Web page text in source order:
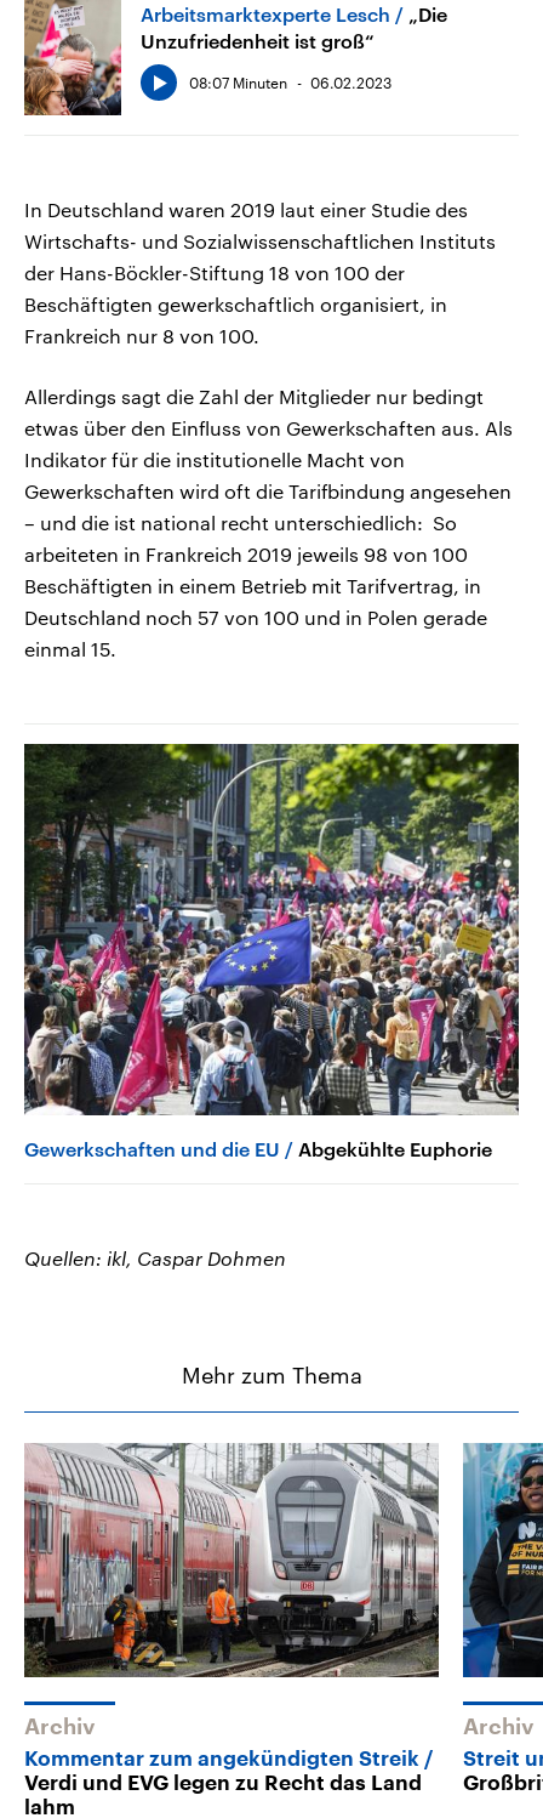
Arbeitsmarktexperte Lesch
„Die
Unzufriedenheit ist groß“
08:07 Minuten 06.02.2023
In Deutschland waren 2019 laut einer Studie des
Wirtschafts- und Sozialwissenschaftlichen Instituts
der Hans-Böckler-Stiftung 18 von 100 der
Beschäftigten gewerkschaftlich organisiert, in
Frankreich nur 8 von 100.
Allerdings sagt die Zahl der Mitglieder nur bedingt
etwas über den Einfluss von Gewerkschaften aus. Als
Indikator für die institutionelle Macht von
Gewerkschaften wird oft die Tarifbindung angesehen
– und die ist national recht unterschiedlich: So
arbeiteten in Frankreich 2019 jeweils 98 von 100
Beschäftigten in einem Betrieb mit Tarifvertrag, in
Deutschland noch 57 von 100 und in Polen gerade
einmal 15.
Gewerkschaften und die EU Abgekühlte Euphorie
Quellen: ikl, Caspar Dohmen
Mehr zum Thema
Archiv
Kommentar zum angekündigten Streik
Verdi und EVG legen zu Recht das Land
lahm
Archiv
Streit